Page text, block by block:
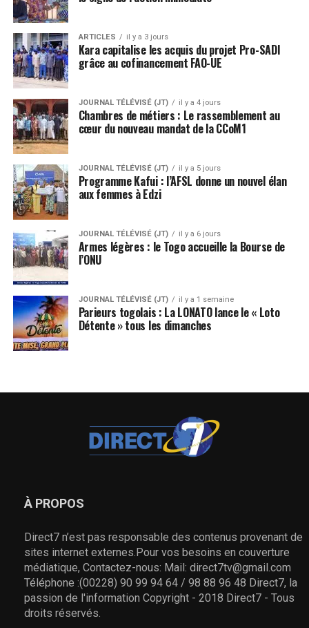
ARTICLES il y a 3 jours
Kara capitalise les acquis du projet Pro-SADI
grâce au cofinancement FAO-UE
JOURNAL TÉLÉVISÉ (JT) il y a 4 jours
Chambres de métiers : Le rassemblement au
cœur du nouveau mandat de la CCoM1
JOURNAL TÉLÉVISÉ (JT) il y a 5 jours
Programme Kafui : l’AFSL donne un nouvel élan
aux femmes à Edzi
JOURNAL TÉLÉVISÉ (JT) il y a 6 jours
Armes légères : le Togo accueille la Bourse de
l’ONU
JOURNAL TÉLÉVISÉ (JT) il y a 1 semaine
Parieurs togolais : La LONATO lance le « Loto
Détente » tous les dimanches
À PROPOS
Direct7 n’est pas responsable des contenus provenant de
sites internet externes.Pour vos besoins en couverture
médiatique, Contactez-nous: Mail: direct7tv@gmail.com
Téléphone :(00228) 90 99 94 64 / 98 88 96 48 Direct7, la
passion de l'information Copyright - 2018 Direct7 - Tous
droits réservés.